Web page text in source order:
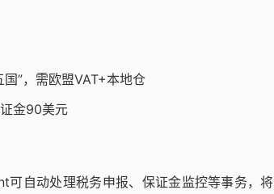
”，需欧盟VAT+本地仓
金90美元
可自动处理税务申报、保证金监控等事务，